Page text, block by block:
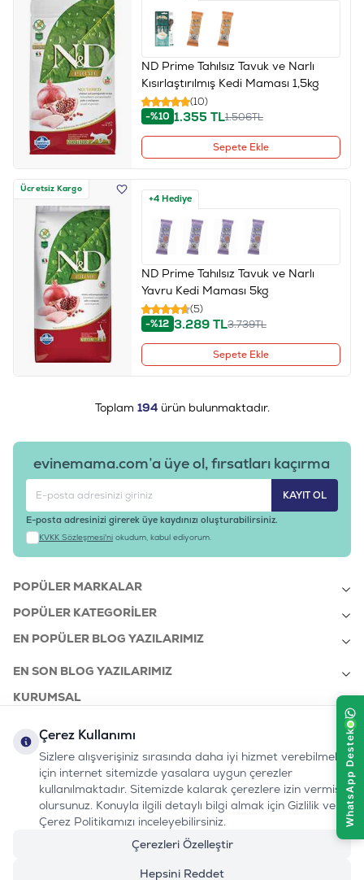
ND Prime Tahılsız Tavuk ve Narlı
Kısırlaştırılmış Kedi Maması 1,5kg
(10)
-%10 1.355TL1.506TL
Sepete Ekle
Ücretsiz Kargo
+4 Hediye
ND Prime Tahılsız Tavuk ve Narlı
Yavru Kedi Maması 5kg
(5)
-%12 3.289TL3.739TL
Sepete Ekle
Toplam 194ürün bulunmaktadır.
evinemama.com’a üye ol, fırsatları kaçırma
KAYIT OL
E-posta adresinizi girerek üye kaydınızı oluşturabilirsiniz.
KVKK Sözleşmesi'ni okudum, kabul ediyorum.
POPÜLER MARKALAR
POPÜLER KATEGORILER
EN POPÜLER BLOG YAZILARIMIZ
EN SON BLOG YAZILARIMIZ
KURUMSAL
bizi takip edin:
Instagram
Youtube
TiktokFacebook
Linkedin
www.evinemama.com
pati@evinemama.com
0232 7000 212
%100 MUTLU
MÜŞTERI HATTI
(haftaiçi 09.00-17.00)
Çerez Kullanımı
Sizlere alışverişiniz sırasında daha iyi hizmet verebilmek
için internet sitemizde yasalara uygun çerezler
kullanılmaktadır. Sitemizde kalarak çerezlere izin vermiş
olursunuz. Konuyla ilgili detaylı bilgi almak için Gizlilik ve
Çerez Politikamızı inceleyebilirsiniz.
Çerezleri Özelleştir
Hepsini Reddet